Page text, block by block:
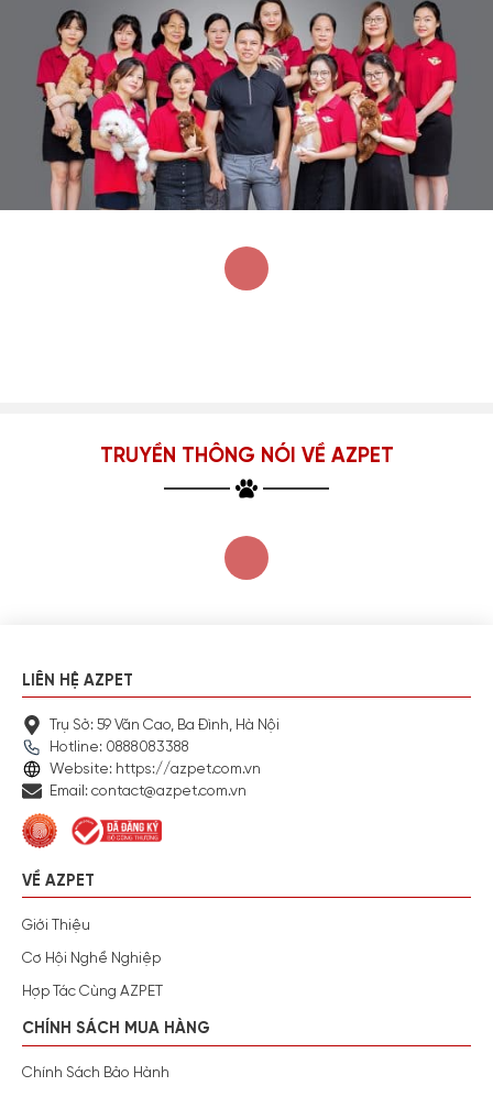
TRUYỀN THÔNG NÓI VỀ AZPET
LIÊN HỆ AZPET
Trụ Sở: 59 Văn Cao, Ba Đình, Hà Nội
Hotline: 0888083388
Website: https://azpet.com.vn
Email: contact@azpet.com.vn
VỀ AZPET
Giới Thiệu
Cơ Hội Nghề Nghiệp
Hợp Tác Cùng AZPET
CHÍNH SÁCH MUA HÀNG
Chính Sách Bảo Hành